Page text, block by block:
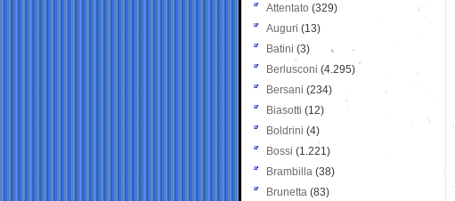
Attentato (329)
Auguri (13)
Batini (3)
Berlusconi (4.295)
Bersani (234)
Biasotti (12)
Boldrini (4)
Bossi (1.221)
Brambilla (38)
Brunetta (83)